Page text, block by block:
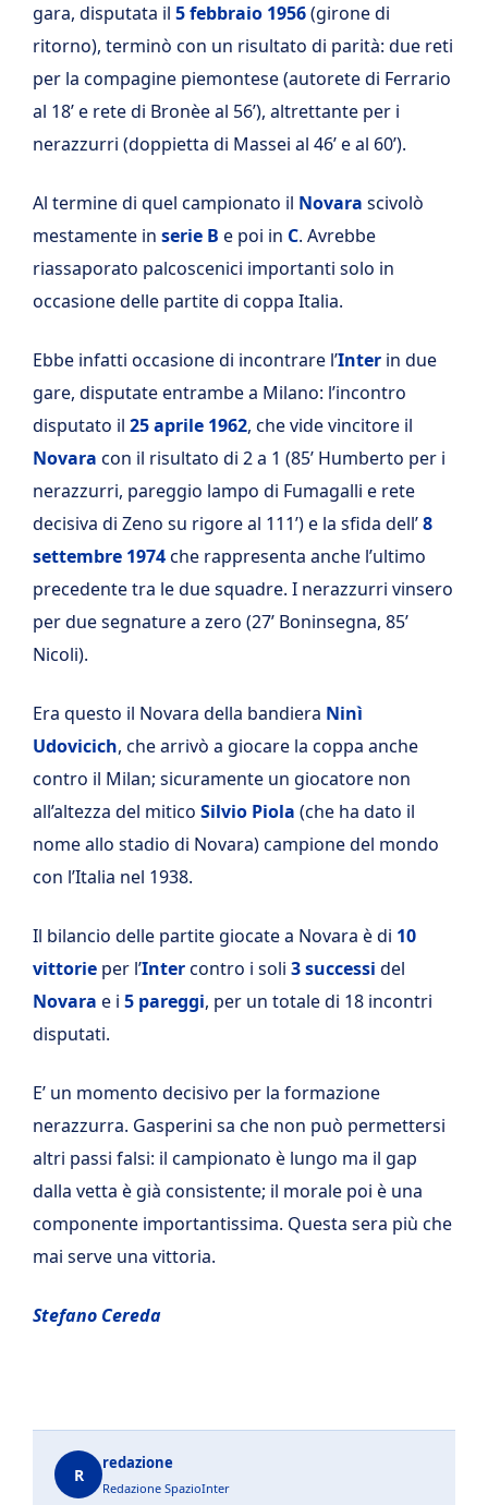
gara, disputata il 5 febbraio 1956(girone di
ritorno), terminò con un risultato di parità: due reti
per la compagine piemontese (autorete di Ferrario
al 18’ e rete di Bronèe al 56’), altrettante per i
nerazzurri (doppietta di Massei al 46’ e al 60’).
Al termine di quel campionato il Novara scivolò
mestamente in serie B e poi in C. Avrebbe
riassaporato palcoscenici importanti solo in
occasione delle partite di coppa Italia.
Ebbe infatti occasione di incontrare l’Inter in due
gare, disputate entrambe a Milano: l’incontro
disputato il 25 aprile 1962, che vide vincitore il
Novara con il risultato di 2 a 1 (85’ Humberto per i
nerazzurri, pareggio lampo di Fumagalli e rete
decisiva di Zeno su rigore al 111’) e la sfida dell’8
settembre 1974che rappresenta anche l’ultimo
precedente tra le due squadre. I nerazzurri vinsero
per due segnature a zero (27’ Boninsegna, 85’
Nicoli).
Era questo il Novara della bandiera Ninì
Udovicich, che arrivò a giocare la coppa anche
contro il Milan; sicuramente un giocatore non
all’altezza del mitico Silvio Piola (che ha dato il
nome allo stadio di Novara) campione del mondo
con l’Italia nel 1938.
Il bilancio delle partite giocate a Novara è di 10
vittorie per l’Intercontro i soli 3 successi del
Novara e i 5 pareggi, per un totale di 18 incontri
disputati.
E’ un momento decisivo per la formazione
nerazzurra. Gasperini sa che non può permettersi
altri passi falsi: il campionato è lungo ma il gap
dalla vetta è già consistente; il morale poi è una
componente importantissima. Questa sera più che
mai serve una vittoria.
Stefano Cereda
R
redazione
Redazione SpazioInter